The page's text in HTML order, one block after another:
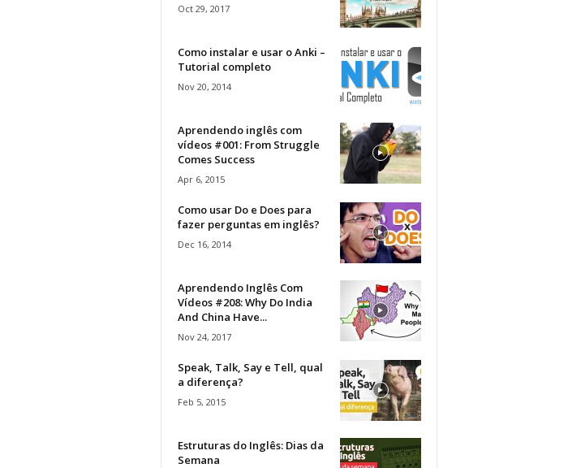
Oct 29, 2017
Como instalar e usar o Anki –
Tutorial completo
Nov 20, 2014
Aprendendo inglês com
vídeos #001: From Struggle
Comes Success
Apr 6, 2015
Como usar Do e Does para
fazer perguntas em inglês?
Dec 16, 2014
Aprendendo Inglês Com
Vídeos #208: Why Do India
And China Have...
Nov 24, 2017
Speak, Talk, Say e Tell, qual
a diferença?
Feb 5, 2015
Estruturas do Inglês: Dias da
Semana